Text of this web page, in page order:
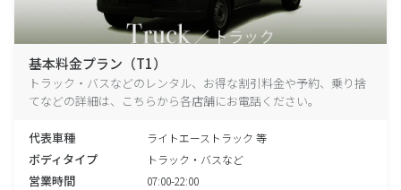
基本料金プラン（T1）
トラック・バスなどのレンタル、お得な割引料金や予約、乗り捨
てなどの詳細は、こちらから各店舗にお電話ください。
代表車種 ライトエーストラック 等
ボディタイプ トラック・バスなど
営業時間 07:00-22:00